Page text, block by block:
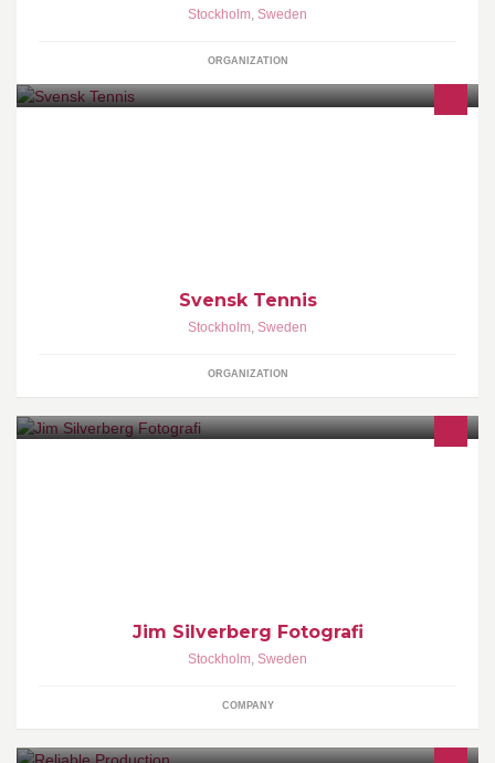
Stockholm, Sweden
ORGANIZATION
Svensk Tennis
Stockholm, Sweden
ORGANIZATION
Jim Silverberg Fotografi
Stockholm, Sweden
COMPANY